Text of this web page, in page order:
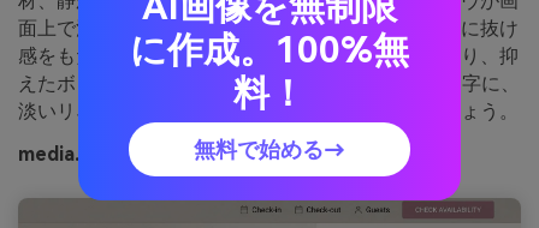
面上で洗練され、温かみのあるグレーはレイアウトに抜け
感をもたらします。ソフトなカード、控えめな仕切り、抑
えたボタンでブティックUIに適用。最も暗い色を文字に、
淡いリネン色は広い背景に使って明瞭さを保ちましょう。
media.ioで生成した古木の石の画像例
に作成。100%無
料！
無料で始める→